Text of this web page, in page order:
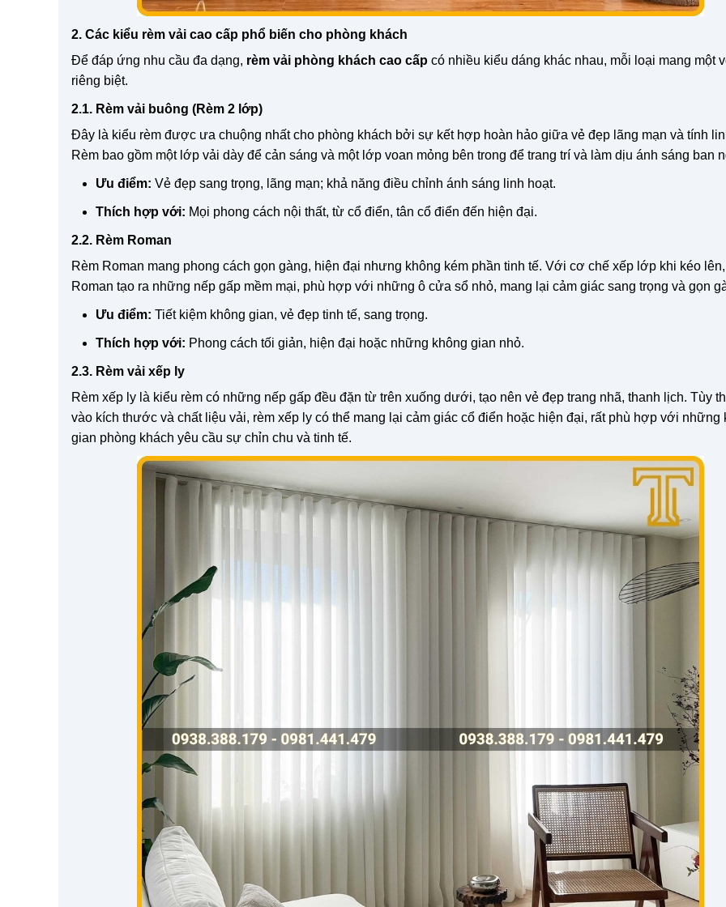
2. Các kiểu rèm vải cao cấp phổ biến cho phòng khách
Để đáp ứng nhu cầu đa dạng, rèm vải phòng khách cao cấp có nhiều kiểu dáng khác nhau, mỗi loại mang một
riêng biệt.
2.1. Rèm vải buông (Rèm 2 lớp)
Đây là kiểu rèm được ưa chuộng nhất cho phòng khách bởi sự kết hợp hoàn hảo giữa vẻ đẹp lãng mạn và tính
Rèm bao gồm một lớp vải dày để cản sáng và một lớp voan mỏng bên trong để trang trí và làm dịu ánh sáng ban
Ưu điểm: Vẻ đẹp sang trọng, lãng mạn; khả năng điều chỉnh ánh sáng linh hoạt.
Thích hợp với: Mọi phong cách nội thất, từ cổ điển, tân cổ điển đến hiện đại.
2.2. Rèm Roman
Rèm Roman mang phong cách gọn gàng, hiện đại nhưng không kém phần tinh tế. Với cơ chế xếp lớp khi kéo
Roman tạo ra những nếp gấp mềm mại, phù hợp với những ô cửa sổ nhỏ, mang lại cảm giác sang trọng và gọn
Ưu điểm: Tiết kiệm không gian, vẻ đẹp tinh tế, sang trọng.
Thích hợp với: Phong cách tối giản, hiện đại hoặc những không gian nhỏ.
2.3. Rèm vải xếp ly
Rèm xếp ly là kiểu rèm có những nếp gấp đều đặn từ trên xuống dưới, tạo nên vẻ đẹp trang nhã, thanh lịch. Tùy
vào kích thước và chất liệu vải, rèm xếp ly có thể mang lại cảm giác cổ điển hoặc hiện đại, rất phù hợp với những
gian phòng khách yêu cầu sự chỉn chu và tinh tế.